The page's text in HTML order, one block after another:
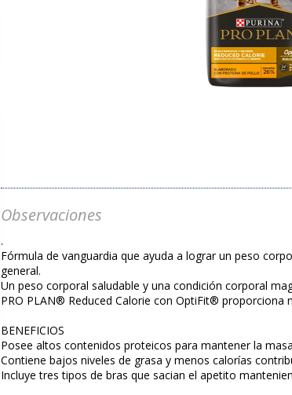
Observaciones
.
Fórmula de vanguardia que ayuda a lograr un peso
general.
Un peso corporal saludable y una condición corporal
PRO PLAN® Reduced Calorie con OptiFit®
BENEFICIOS
Posee altos contenidos proteicos para mantener la
Contiene bajos niveles de grasa y menos calorías
Incluye tres tipos de bras que sacian el apetito